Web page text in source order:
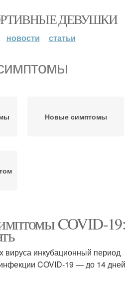
ДЕВУШКИ
новости статьи
Новые симптомы
COVID-19:
вируса инкубационный период
COVID-19 — до 14 дней